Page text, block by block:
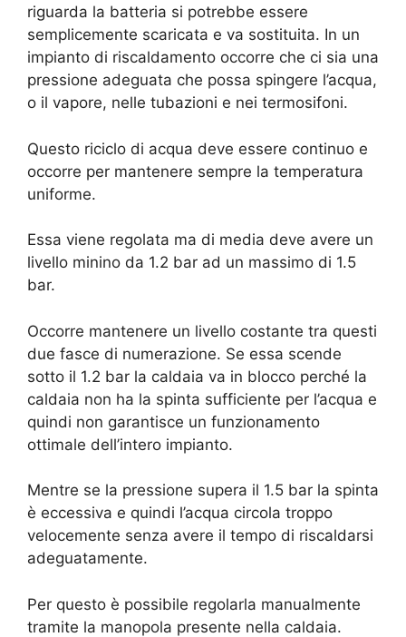
riguarda la batteria si potrebbe essere
semplicemente scaricata e va sostituita. In un
impianto di riscaldamento occorre che ci sia una
pressione adeguata che possa spingere l’acqua,
o il vapore, nelle tubazioni e nei termosifoni.
Questo riciclo di acqua deve essere continuo e
occorre per mantenere sempre la temperatura
uniforme.
Essa viene regolata ma di media deve avere un
livello minino da 1.2 bar ad un massimo di 1.5
bar.
Occorre mantenere un livello costante tra questi
due fasce di numerazione. Se essa scende
sotto il 1.2 bar la caldaia va in blocco perché la
caldaia non ha la spinta sufficiente per l’acqua e
quindi non garantisce un funzionamento
ottimale dell’intero impianto.
Mentre se la pressione supera il 1.5 bar la spinta
è eccessiva e quindi l’acqua circola troppo
velocemente senza avere il tempo di riscaldarsi
adeguatamente.
Per questo è possibile regolarla manualmente
tramite la manopola presente nella caldaia.